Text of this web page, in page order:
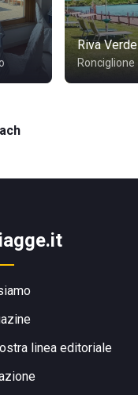
Riva Verde
Ronciglione
linea editoriale